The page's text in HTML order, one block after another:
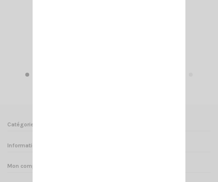
Catégories
Informations
Mon compte